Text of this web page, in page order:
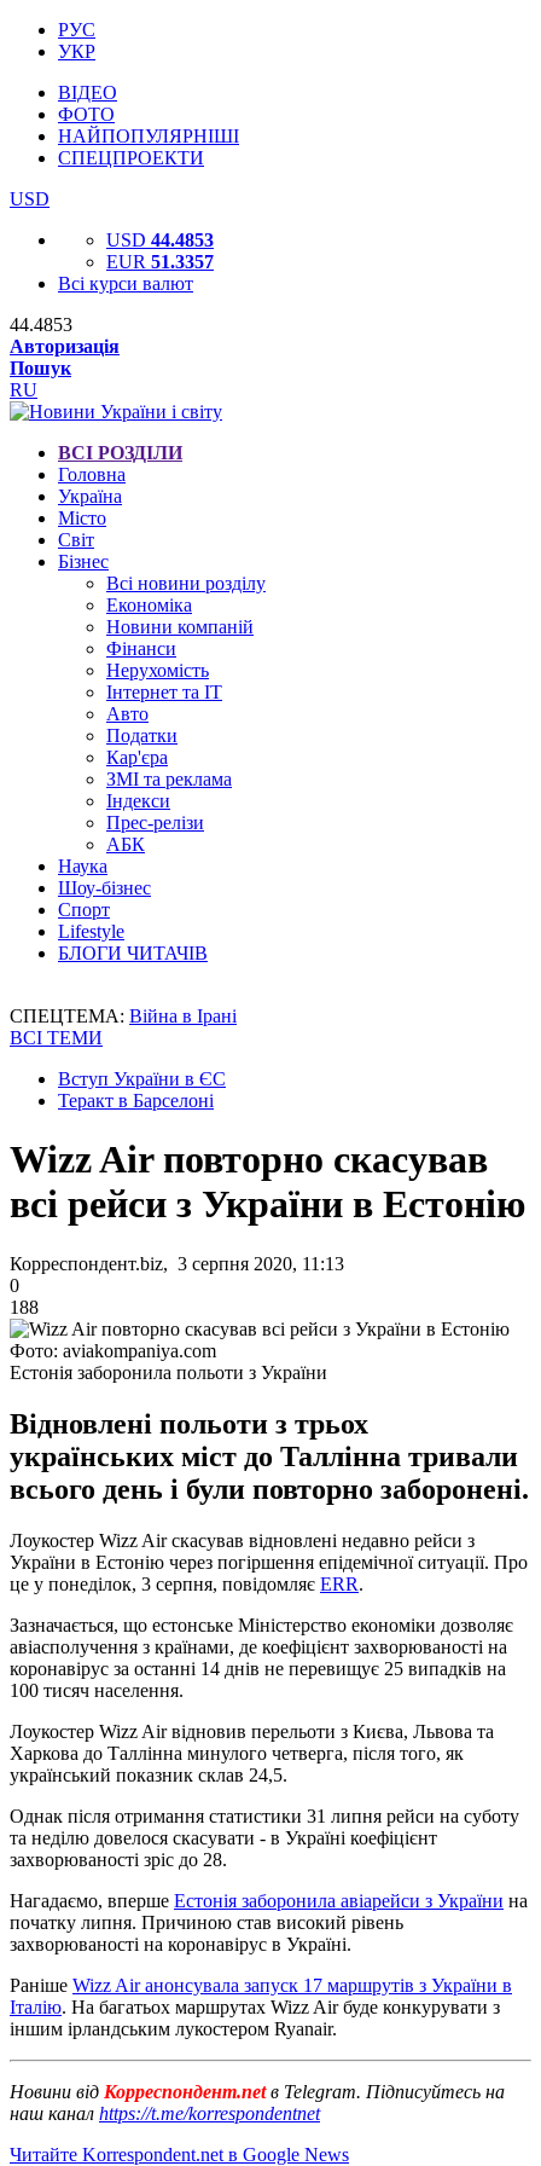
РУС
УКР
ВІДЕО
ФОТО
НАЙПОПУЛЯРНІШІ
СПЕЦПРОЕКТИ
USD
USD 44.4853
EUR 51.3357
Всі курси валют
44.4853
Авторизація
Пошук
RU
ВСІ РОЗДІЛИ
Головна
Україна
Місто
Світ
Бізнес
Всі новини розділу
Економіка
Новини компаній
Фінанси
Нерухомість
Інтернет та IT
Авто
Податки
Кар'єра
ЗМІ та реклама
Індекси
Прес-релізи
АБК
Наука
Шоу-бізнес
Спорт
Lifestyle
БЛОГИ ЧИТАЧІВ
СПЕЦТЕМА: Війна в Ірані
ВСІ ТЕМИ
Вступ України в ЄС
Теракт в Барселоні
Wizz Air повторно скасував
всі рейси з України в Естонію
Корреспондент.biz, 3 серпня 2020, 11:13
0
188
Фото: aviakompaniya.com
Естонія заборонила польоти з України
Відновлені польоти з трьох
українських міст до Таллінна тривали
всього день і були повторно заборонені.
Лоукостер Wizz Air скасував відновлені недавно рейси з
України в Естонію через погіршення епідемічної ситуації. Про
це у понеділок, 3 серпня, повідомляє ERR.
Зазначається, що естонське Міністерство економіки дозволяє
авіасполучення з країнами, де коефіцієнт захворюваності на
коронавірус за останні 14 днів не перевищує 25 випадків на
100 тисяч населення.
Лоукостер Wizz Air відновив перельоти з Києва, Львова та
Харкова до Таллінна минулого четверга, після того, як
український показник склав 24,5.
Однак після отримання статистики 31 липня рейси на суботу
та неділю довелося скасувати - в Україні коефіцієнт
захворюваності зріс до 28.
Нагадаємо, вперше Естонія заборонила авіарейси з України на
початку липня. Причиною став високий рівень
захворюваності на коронавірус в Україні.
Раніше Wizz Air анонсувала запуск 17 маршрутів з України в
Італію. На багатьох маршрутах Wizz Air буде конкурувати з
іншим ірландським лукостером Ryanair.
Новини від Корреспондент.netв Telegram. Підписуйтесь на
наш канал https://t.me/korrespondentnet
Читайте Korrespondent.net в Google News